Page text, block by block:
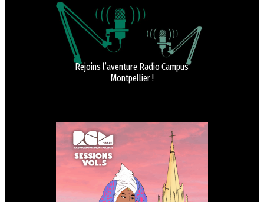
Rejoins l’aventure Radio Campus
Montpellier !